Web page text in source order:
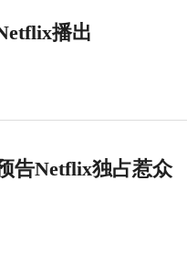
播出
告Netflix独占惹众